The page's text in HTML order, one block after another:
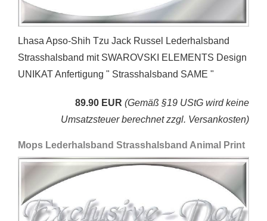
Lhasa Apso-Shih Tzu Jack Russel Lederhalsband
Strasshalsband mit SWAROVSKI ELEMENTS Design
UNIKAT Anfertigung " Strasshalsband SAME "
89.90 EUR (Gemäß §19 UStG wird keine
Umsatzsteuer berechnet zzgl. Versankosten)
Mops Lederhalsband Strasshalsband Animal Print